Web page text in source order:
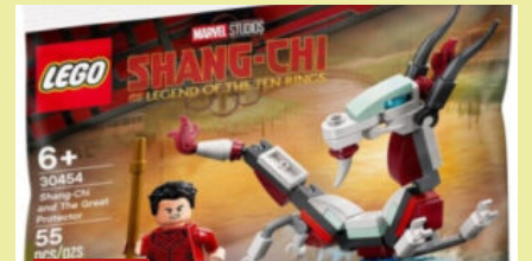
Конструктор
LEGO
City
Лаборатория
космических
наук
(60439)